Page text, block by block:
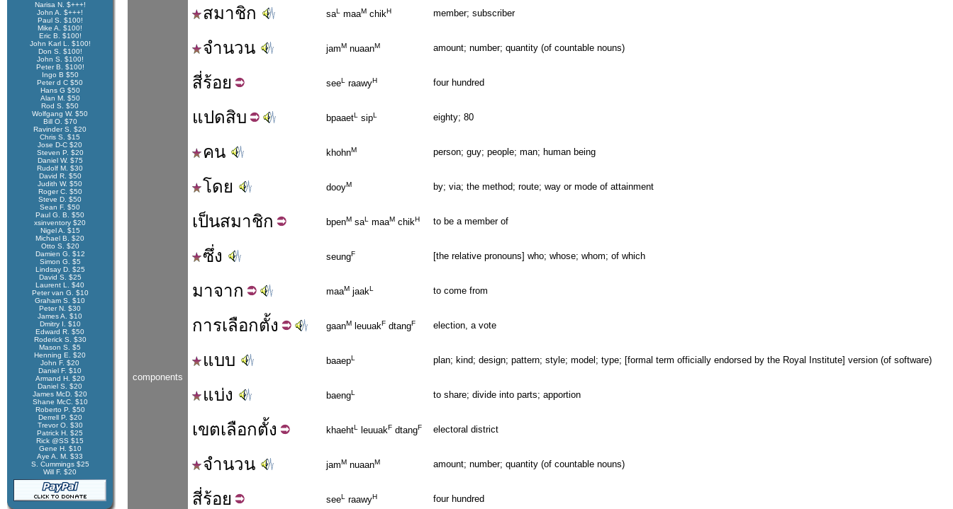
Narisa N. $+++!
John A. $+++!
Paul S. $100!
Mike A. $100!
Eric B. $100!
John Karl L. $100!
Don S. $100!
John S. $100!
Peter B. $100!
Ingo B $50
Peter d C $50
Hans G $50
Alan M. $50
Rod S. $50
Wolfgang W. $50
Bill O. $70
Ravinder S. $20
Chris S. $15
Jose D-C $20
Steven P. $20
Daniel W. $75
Rudolf M. $30
David R. $50
Judith W. $50
Roger C. $50
Steve D. $50
Sean F. $50
Paul G. B. $50
xsinventory $20
Nigel A. $15
Michael B. $20
Otto S. $20
Damien G. $12
Simon G. $5
Lindsay D. $25
David S. $25
Laurent L. $40
Peter van G. $10
Graham S. $10
Peter N. $30
James A. $10
Dmitry I. $10
Edward R. $50
Roderick S. $30
Mason S. $5
Henning E. $20
John F. $20
Daniel F. $10
Armand H. $20
Daniel S. $20
James McD. $20
Shane McC. $10
Roberto P. $50
Derrell P. $20
Trevor O. $30
Patrick H. $25
Rick @SS $15
Gene H. $10
Aye A. M. $33
S. Cummings $25
Will F. $20
components
สมาชิก saL maaM chikH member; subscriber
จำนวน jamM nuaanM amount; number; quantity (of countable nouns)
สี่ร้อย seeL raawyH four hundred
แปดสิบ bpaaetL sipL eighty; 80
คน khohnM person; guy; people; man; human being
โดย dooyM by; via; the method; route; way or mode of attainment
เป็นสมาชิก bpenM saL maaM chikH to be a member of
ซึ่ง seungF [the relative pronouns] who; whose; whom; of which
มาจาก maaM jaakL to come from
การเลือกตั้ง gaanM leuuakF dtangF election, a vote
แบบ baaepL plan; kind; design; pattern; style; model; type; [formal term officially endorsed by the Royal Institute] version (of software)
แบ่ง baengL to share; divide into parts; apportion
เขตเลือกตั้ง khaehtL leuuakF dtangF electoral district
จำนวน jamM nuaanM amount; number; quantity (of countable nouns)
สี่ร้อย seeL raawyH four hundred